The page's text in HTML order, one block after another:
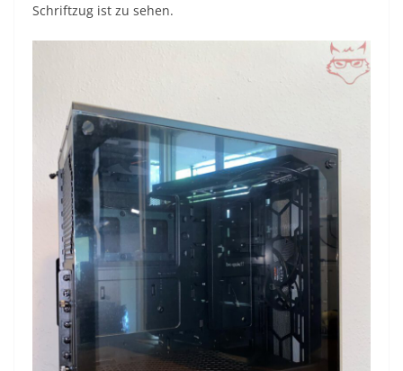
Schriftzug ist zu sehen.